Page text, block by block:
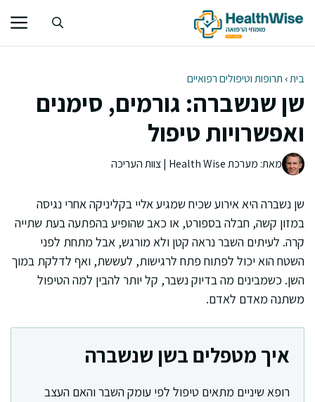
לתוכן
בית› תרופות וטיפולים רפואיים
שן שנשברה: גורמים, סימנים
ואפשרויות טיפול
מאת: מערכת Health Wise | צוות העריכה
שן נשברה היא אירוע שכיח שמגיע אליי בקליניקה אחרי נגיסה
במזון קשה, חבלה בספורט, או כאב שהופיע בהפתעה בעת שתייה
קרה. לעיתים השבר נראה קטן ולא מורגש, אבל מתחת לפני
השטח הוא יכול לפתוח פתח לרגישות, לעששת, ואף לדלקת במוך
השן. כשמבינים מה בדיוק נשבר, קל יותר להבין למה הטיפול
משתנה מאדם לאדם.
איך מטפלים בשן שנשברה
רופא שיניים מתאים טיפול לפי עומק השבר והאם העצב